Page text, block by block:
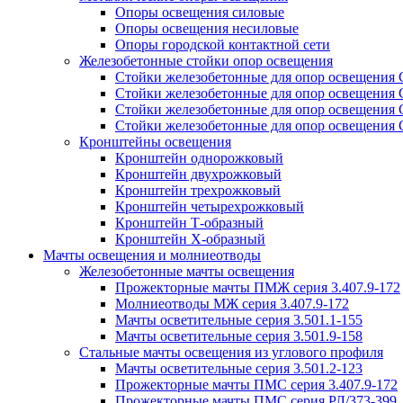
Опоры освещения силовые
Опоры освещения несиловые
Опоры городской контактной сети
Железобетонные стойки опор освещения
Стойки железобетонные для опор
Стойки железобетонные для опор
Стойки железобетонные для опор
Стойки железобетонные для опор освещения
Кронштейны освещения
Кронштейн однорожковый
Кронштейн двухрожковый
Кронштейн трехрожковый
Кронштейн четырехрожковый
Кронштейн Т-образный
Кронштейн Х-образный
Мачты освещения и молниеотводы
Железобетонные мачты освещения
Прожекторные мачты ПМЖ серия 3.407.9-172
Молниеотводы МЖ серия 3.407.9-172
Мачты осветительные серия 3.501.1-155
Мачты осветительные серия 3.501.9-158
Стальные мачты освещения из углового профиля
Мачты осветительные серия 3.501.2-123
Прожекторные мачты ПМС серия 3.407.9-172